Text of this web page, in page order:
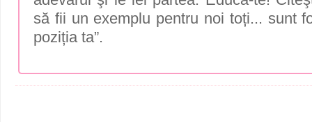
să fii un exemplu pentru noi toți... sunt
poziția ta”.